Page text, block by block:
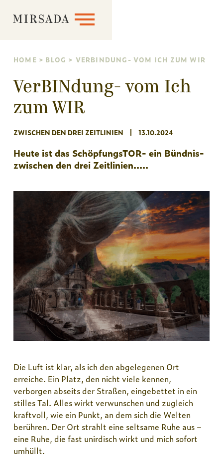
MIRSADA
HOME > BLOG > VERBINDUNG- VOM ICH ZUM WIR
VerBINdung- vom Ich
zum WIR
ZWISCHEN DEN DREI ZEITLINIEN 13.10.2024
Heute ist das SchöpfungsTOR- ein Bündnis-
zwischen den drei Zeitlinien.....
Die Luft ist klar, als ich den abgelegenen Ort
erreiche. Ein Platz, den nicht viele kennen,
verborgen abseits der Straßen, eingebettet in ein
stilles Tal. Alles wirkt verwunschen und zugleich
kraftvoll, wie ein Punkt, an dem sich die Welten
berühren. Der Ort strahlt eine seltsame Ruhe aus –
eine Ruhe, die fast unirdisch wirkt und mich sofort
umhüllt.